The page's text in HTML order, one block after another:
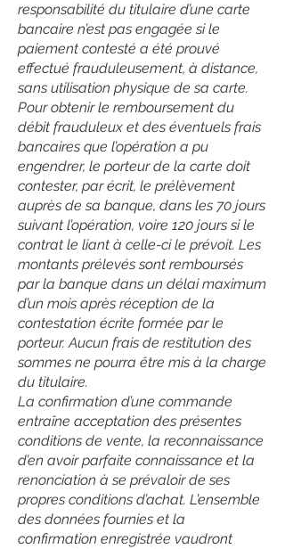
responsabilité du titulaire d’une carte
bancaire n’est pas engagée si le
paiement contesté a été prouvé
effectué frauduleusement, à distance,
sans utilisation physique de sa carte.
Pour obtenir le remboursement du
débit frauduleux et des éventuels frais
bancaires que l’opération a pu
engendrer, le porteur de la carte doit
contester, par écrit, le prélèvement
auprès de sa banque, dans les 70 jours
suivant l’opération, voire 120 jours si le
contrat le liant à celle-ci le prévoit. Les
montants prélevés sont remboursés
par la banque dans un délai maximum
d’un mois après réception de la
contestation écrite formée par le
porteur. Aucun frais de restitution des
sommes ne pourra être mis à la charge
du titulaire.
La confirmation d’une commande
entraîne acceptation des présentes
conditions de vente, la reconnaissance
d’en avoir parfaite connaissance et la
renonciation à se prévaloir de ses
propres conditions d’achat. L’ensemble
des données fournies et la
confirmation enregistrée vaudront